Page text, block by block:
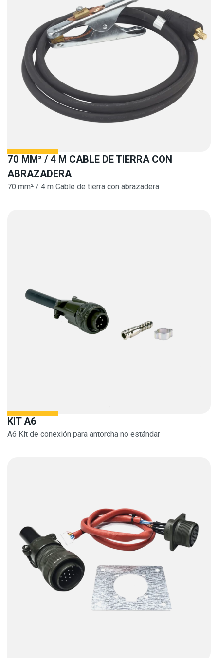
70 MM² / 4 M CABLE DE TIERRA CON
ABRAZADERA
70 mm² / 4 m Cable de tierra con abrazadera
KIT A6
A6 Kit de conexión para antorcha no estándar